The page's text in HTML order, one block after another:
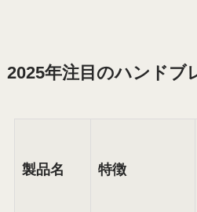
2025年注目のハンドブ
製品名 特徴